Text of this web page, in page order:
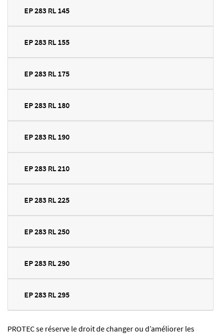
EP 283 RL 145
EP 283 RL 155
EP 283 RL 175
EP 283 RL 180
EP 283 RL 190
EP 283 RL 210
EP 283 RL 225
EP 283 RL 250
EP 283 RL 290
EP 283 RL 295
PROTEC se réserve le droit de changer ou d’améliorer les